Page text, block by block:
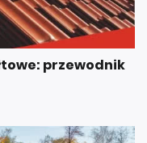
przewodnik